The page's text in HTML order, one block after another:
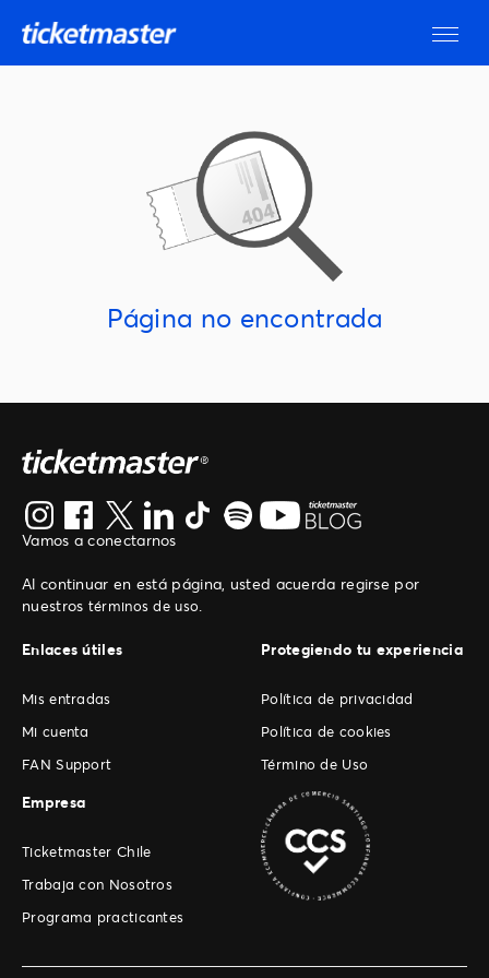
Página no encontrada
Vamos a conectarnos
Al continuar en está página, usted acuerda regirse por
nuestros términos de uso.
Enlaces útiles
Mis entradas
Mi cuenta
FAN Support
Protegiendo tu experiencia
Política de privacidad
Política de cookies
Término de Uso
Empresa
Ticketmaster Chile
Trabaja con Nosotros
Programa practicantes